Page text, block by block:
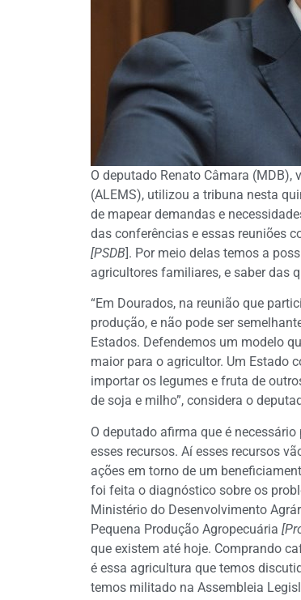
O deputado Renato Câmara
(ALEMS), utilizou a tribuna nesta
de mapear demandas e
das conferências e essas reuniões
[PSDB]. Por meio delas temos a
agricultores familiares, e saber das
“Em Dourados, na reunião que
produção, e não pode ser
Estados. Defendemos um modelo
maior para o agricultor. Um Estado
importar os legumes e fruta de
de soja e milho”, considera o
O deputado afirma que é
esses recursos. Aí esses recursos
ações em torno de um
foi feita o diagnóstico sobre os
Ministério do Desenvolvimento
Pequena Produção Agropecuária
que existem até hoje. Comprando
é essa agricultura que temos
temos militado na Assembleia